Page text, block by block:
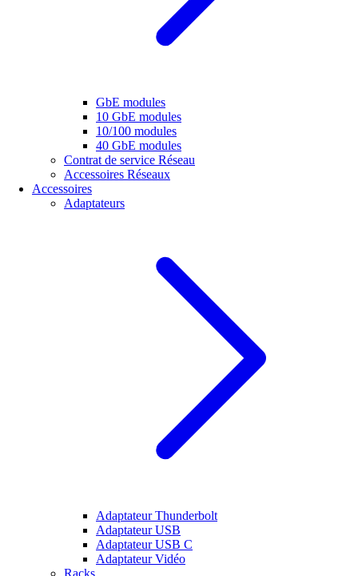
GbE modules
10 GbE modules
10/100 modules
40 GbE modules
Contrat de service Réseau
Accessoires Réseaux
Accessoires
Adaptateurs
Adaptateur Thunderbolt
Adaptateur USB
Adaptateur USB C
Adaptateur Vidéo
Racks